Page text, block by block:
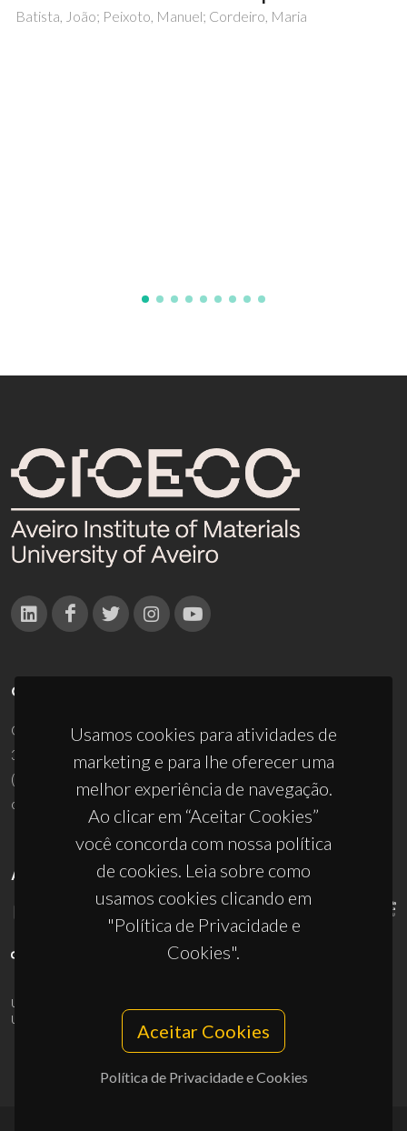
Usamos cookies para atividades de
marketing e para lhe oferecer uma
melhor experiência de navegação.
Ao clicar em “Aceitar Cookies”
você concorda com nossa política
de cookies. Leia sobre como
usamos cookies clicando em
"Política de Privacidade e
Cookies".
Aceitar Cookies
Política de Privacidade e Cookies
CONTACTOS
Campus Universitário de Santiago
3810-193 Aveiro - Portugal
(+351) 234 370 200
ciceco@ua.pt
APOIOS
UID/PRR/50011/2025
UID/PRR2/50011/2025
10.54499/UID/PRR2/50011/2025